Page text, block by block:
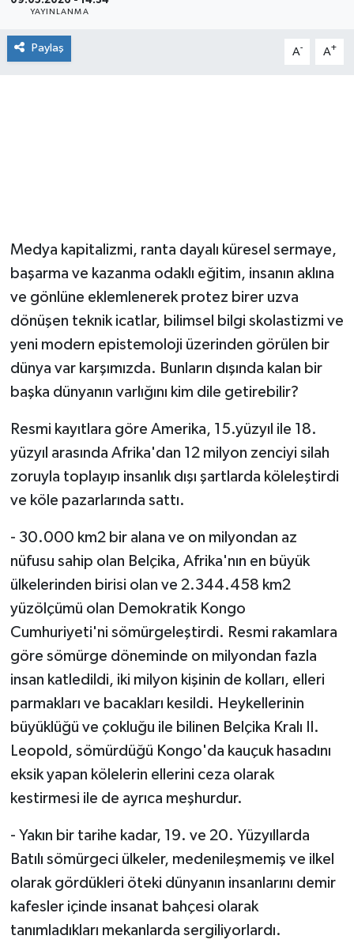
YAYINLANMA
Paylaş A- A+
Medya kapitalizmi, ranta dayalı küresel sermaye,
başarma ve kazanma odaklı eğitim, insanın aklına
ve gönlüne eklemlenerek protez birer uzva
dönüşen teknik icatlar, bilimsel bilgi skolastizmi ve
yeni modern epistemoloji üzerinden görülen bir
dünya var karşımızda. Bunların dışında kalan bir
başka dünyanın varlığını kim dile getirebilir?
Resmi kayıtlara göre Amerika, 15.yüzyıl ile 18.
yüzyıl arasında Afrika'dan 12 milyon zenciyi silah
zoruyla toplayıp insanlık dışı şartlarda köleleştirdi
ve köle pazarlarında sattı.
- 30.000 km2 bir alana ve on milyondan az
nüfusu sahip olan Belçika, Afrika'nın en büyük
ülkelerinden birisi olan ve 2.344.458 km2
yüzölçümü olan Demokratik Kongo
Cumhuriyeti'ni sömürgeleştirdi. Resmi rakamlara
göre sömürge döneminde on milyondan fazla
insan katledildi, iki milyon kişinin de kolları, elleri
parmakları ve bacakları kesildi. Heykellerinin
büyüklüğü ve çokluğu ile bilinen Belçika Kralı II.
Leopold, sömürdüğü Kongo'da kauçuk hasadını
eksik yapan kölelerin ellerini ceza olarak
kestirmesi ile de ayrıca meşhurdur.
- Yakın bir tarihe kadar, 19. ve 20. Yüzyıllarda
Batılı sömürgeci ülkeler, medenileşmemiş ve ilkel
olarak gördükleri öteki dünyanın insanlarını demir
kafesler içinde insanat bahçesi olarak
tanımladıkları mekanlarda sergiliyorlardı.